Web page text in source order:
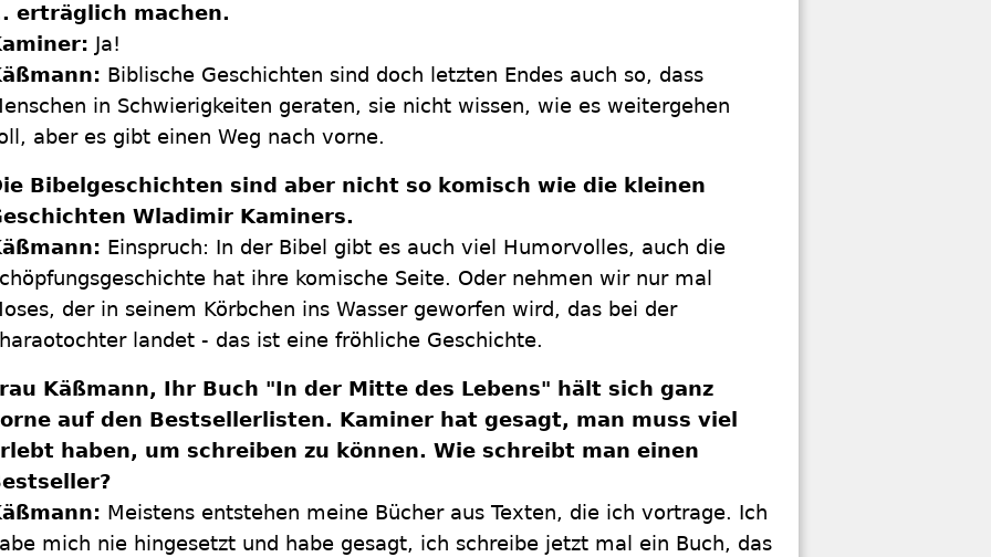
erträglich machen.
Ja!
Biblische Geschichten sind doch letzten Endes auch so, dass
in Schwierigkeiten geraten, sie nicht wissen, wie es weitergehen
aber es gibt einen Weg nach vorne.
Bibelgeschichten sind aber nicht so komisch wie die kleinen
Wladimir Kaminers.
Einspruch: In der Bibel gibt es auch viel Humorvolles, auch die
hat ihre komische Seite. Oder nehmen wir nur mal
der in seinem Körbchen ins Wasser geworfen wird, das bei der
landet - das ist eine fröhliche Geschichte.
Käßmann, Ihr Buch "In der Mitte des Lebens" hält sich ganz
auf den Bestsellerlisten. Kaminer hat gesagt, man muss viel
haben, um schreiben zu können. Wie schreibt man einen
Meistens entstehen meine Bücher aus Texten, die ich vortrage. Ich
mich nie hingesetzt und habe gesagt, ich schreibe jetzt mal ein Buch, das